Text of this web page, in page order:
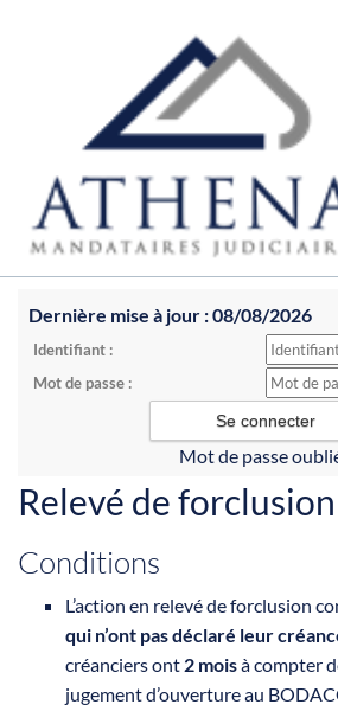
Dernière mise à jour : 08/08/2026
Identifiant :
Mot de passe :
Mot de passe
Relevé de forclusion
Conditions
L’action en relevé de forclusion
qui n’ont pas déclaré leur
créanciers ont 2 moisà compter
jugement d’ouverture au